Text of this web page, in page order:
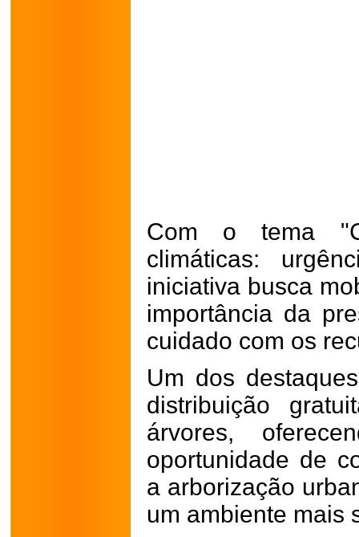
Com o tema
climáticas:
iniciativa busca
importância da
cuidado com os
Um dos
distribuição
árvores,
oportunidade de
a arborização
um ambiente mais